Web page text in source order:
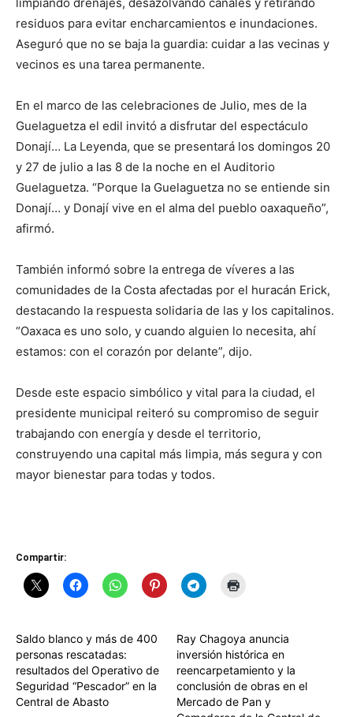
residuos para evitar encharcamientos e inundaciones.
Aseguró que no se baja la guardia: cuidar a las vecinas y
vecinos es una tarea permanente.
En el marco de las celebraciones de Julio, mes de la
Guelaguetza el edil invitó a disfrutar del espectáculo
Donají… La Leyenda, que se presentará los domingos 20
y 27 de julio a las 8 de la noche en el Auditorio
Guelaguetza. “Porque la Guelaguetza no se entiende sin
Donají… y Donají vive en el alma del pueblo oaxaqueño”,
afirmó.
También informó sobre la entrega de víveres a las
comunidades de la Costa afectadas por el huracán Erick,
destacando la respuesta solidaria de las y los capitalinos.
“Oaxaca es uno solo, y cuando alguien lo necesita, ahí
estamos: con el corazón por delante”, dijo.
Desde este espacio simbólico y vital para la ciudad, el
presidente municipal reiteró su compromiso de seguir
trabajando con energía y desde el territorio,
construyendo una capital más limpia, más segura y con
mayor bienestar para todas y todos.
Compartir:
Saldo blanco y más de 400
personas rescatadas:
resultados del Operativo de
Seguridad “Pescador” en la
Central de Abasto
Ray Chagoya anuncia
inversión histórica en
reencarpetamiento y la
conclusión de obras en el
Mercado de Pan y